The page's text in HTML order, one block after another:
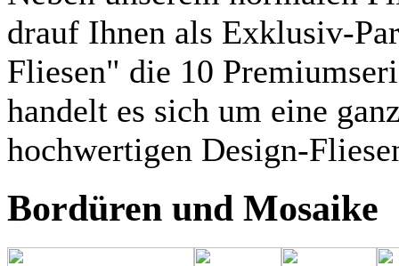
drauf Ihnen als Exklusiv-
Fliesen" die 10
handelt es sich um eine
hochwertigen Design-
Bordüren und Mosaike